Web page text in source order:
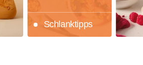
Schlanktipps